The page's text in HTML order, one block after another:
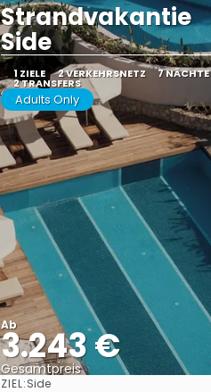
Strandvakantie
Side
1 ZIELE 2 VERKEHRSNETZ 7 NÄCHTE
2 TRANSFERS
Adults Only
Ab
3.243 €
Gesamtpreis
ZIEL:Side